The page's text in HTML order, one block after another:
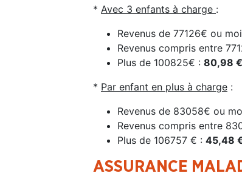
* Avec 3 enfants à charge :
Revenus de 77126€ ou
Revenus compris entre
Plus de 100825€ : 80,98 €
* Par enfant en plus à charge :
Revenus de 83058€ ou
Revenus compris entre
Plus de 106757 € : 45,48
ASSURANCE